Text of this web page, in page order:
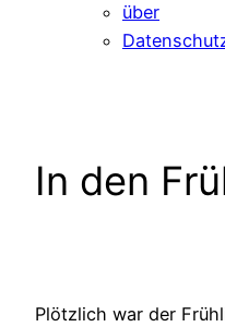
über
In den
Plötzlich war der